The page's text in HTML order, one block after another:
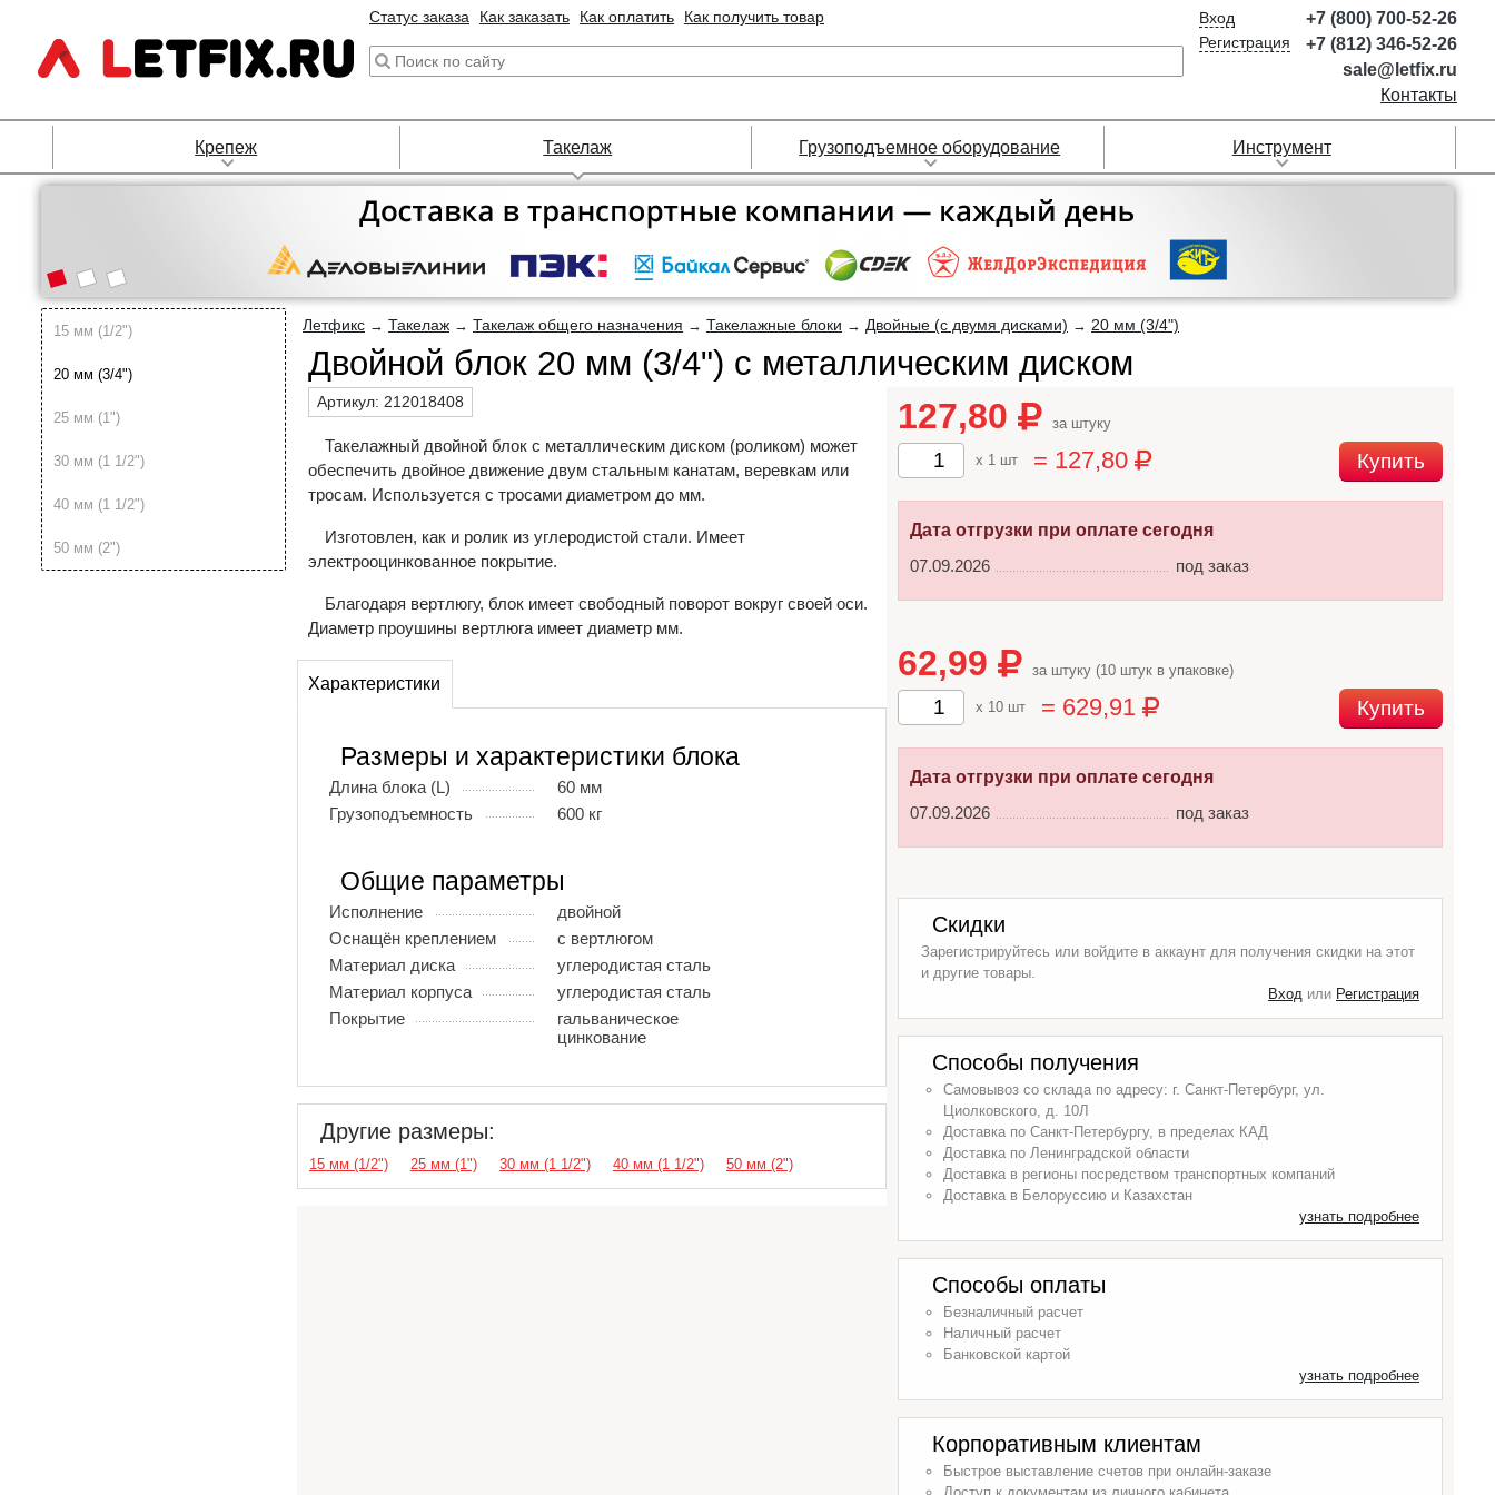
Статус заказа Как заказать Как оплатить Как получить товар
Вход
Регистрация
+7 (800) 700-52-26
+7 (812) 346-52-26
sale@letfix.ru
Контакты
Крепеж Такелаж Грузоподъемное оборудование Инструмент
15 мм (1/2")
20 мм (3/4")
25 мм (1")
30 мм (1 1/2")
40 мм (1 1/2")
50 мм (2")
Летфикс → Такелаж → Такелаж общего назначения → Такелажные блоки → Двойные (с двумя дисками) → 20 мм (3/4")
Двойной блок 20 мм (3/4") с металлическим диском
Артикул: 212018408
Такелажный двойной блок с металлическим диском (роликом) может
обеспечить двойное движение двум стальным канатам, веревкам или
тросам. Используется с тросами диаметром до мм.
Изготовлен, как и ролик из углеродистой стали. Имеет
электрооцинкованное покрытие.
Благодаря вертлюгу, блок имеет свободный поворот вокруг своей оси.
Диаметр проушины вертлюга имеет диаметр мм.
Характеристики
Размеры и характеристики блока
Длина блока (L)
60 мм
Грузоподъемность
600 кг
Общие параметры
Исполнение
двойной
Оснащён креплением
с вертлюгом
Материал диска
углеродистая сталь
Материал корпуса
углеродистая сталь
Покрытие
гальваническое
цинкование
Другие размеры:
15 мм (1/2") 25 мм (1") 30 мм (1 1/2") 40 мм (1 1/2") 50 мм (2")
127,80 за штуку
x 1 шт = 127,80 Купить
Дата отгрузки при оплате сегодня
07.09.2026
под заказ
62,99 за штуку (10 штук в упаковке)
x 10 шт = 629,91 Купить
Дата отгрузки при оплате сегодня
07.09.2026
под заказ
Скидки
Зарегистрируйтесь или войдите в аккаунт для получения скидки на этот
и другие товары.
Вход или Регистрация
Способы получения
Самовывоз со склада по адресу: г. Санкт-Петербург, ул.
Циолковского, д. 10Л
Доставка по Санкт-Петербургу, в пределах КАД
Доставка по Ленинградской области
Доставка в регионы посредством транспортных компаний
Доставка в Белоруссию и Казахстан
узнать подробнее
Способы оплаты
Безналичный расчет
Наличный расчет
Банковской картой
узнать подробнее
Корпоративным клиентам
Быстрое выставление счетов при онлайн-заказе